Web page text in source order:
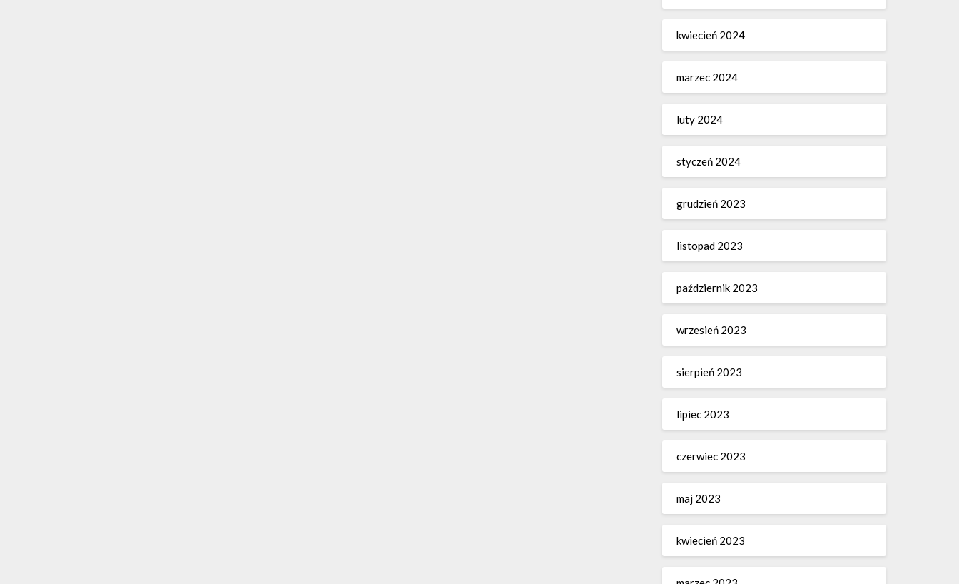
kwiecień 2024
marzec 2024
luty 2024
styczeń 2024
grudzień 2023
listopad 2023
październik 2023
wrzesień 2023
sierpień 2023
lipiec 2023
czerwiec 2023
maj 2023
kwiecień 2023